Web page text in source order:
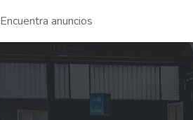
Encuentra anuncios